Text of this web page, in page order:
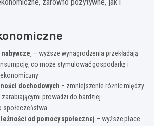
zarówno pozytywne, jak i
– wyższe wynagrodzenia przekładają
co może stymulować gospodarkę i
dochodowych – zmniejszenie różnic między
zarabiającymi prowadzi do bardziej
społeczeństwa
od pomocy społecznej – wyższe płace